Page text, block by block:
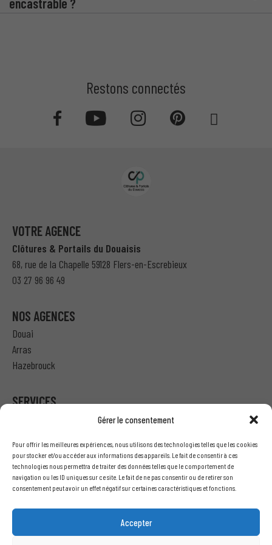
Gérer le consentement
Pour offrir les meilleures expériences, nous utilisons des technologies telles que les cookies
pour stocker et/ou accéder aux informations des appareils. Le fait de consentir à ces
technologies nous permettra de traiter des données telles que le comportement de
navigation ou les ID uniques sur ce site. Le fait de ne pas consentir ou de retirer son
consentement peut avoir un effet négatif sur certaines caractéristiques et fonctions.
Accepter
encastrable ?
Restons connectés
VOTRE AGENCE
Clôtures & Portails du Douaisis
68, rue de la Chapelle 59128 Flers-en-Escrebieux
03 27 96 96 49
NOS AGENCES
Douai
Arras
Hazebrouck
SERVICES
Professionnel – J’ai besoin d’un devis
Nous écrire
Recrutement
INFORMATIONS LÉGALES